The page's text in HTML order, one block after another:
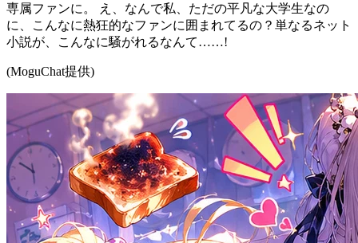
専属ファンに。 え、なんで私、ただの平凡な大学生なの
に、こんなに熱狂的なファンに囲まれてるの？単なるネット
小説が、こんなに騒がれるなんて……!
(MoguChat提供)